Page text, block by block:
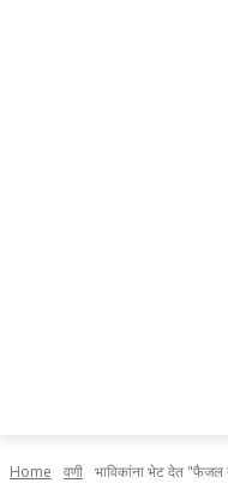
Home वणी भाविकांना भेट देत